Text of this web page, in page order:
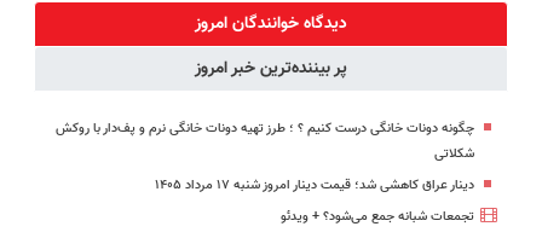
برگردون
(40%off)
(پرسش‌نامه)
دیدگاه خوانندگان امروز
پر بیننده‌ترین خبر امروز
چگونه دونات خانگی درست کنیم ؟ ؛ طرز تهیه دونات خانگی نرم و پف‌دار با روکش
شکلاتی
دینار عراق کاهشی شد؛ قیمت دینار امروز شنبه ۱۷ مرداد ۱۴۰۵
تجمعات شبانه جمع می‌شود؟ + ویدئو